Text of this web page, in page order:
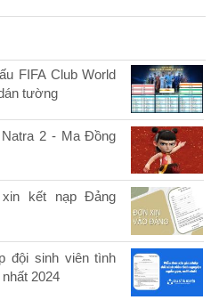
FIFA Club World
tường
2 - Ma Đồng
kết nạp Đảng
đội sinh viên tình
2024